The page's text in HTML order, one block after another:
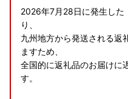
2026年7月28日に発生した
り、
九州地方から発送される返
ますため、
全国的に返礼品のお届けに
す。